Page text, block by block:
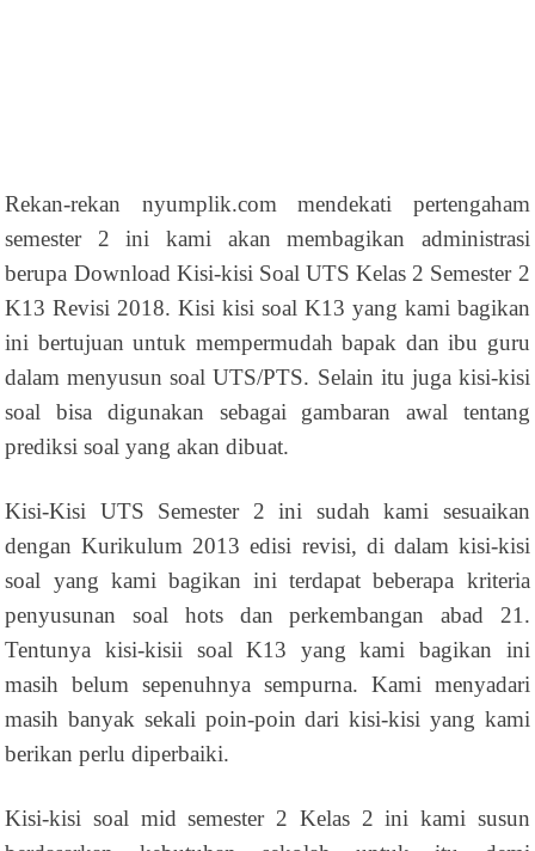
Rekan-rekan nyumplik.com mendekati pertengaham
semester 2 ini kami akan membagikan administrasi
berupa Download Kisi-kisi Soal UTS Kelas 2 Semester 2
K13 Revisi 2018. Kisi kisi soal K13 yang kami bagikan
ini bertujuan untuk mempermudah bapak dan ibu guru
dalam menyusun soal UTS/PTS. Selain itu juga kisi-kisi
soal bisa digunakan sebagai gambaran awal tentang
prediksi soal yang akan dibuat.
Kisi-Kisi UTS Semester 2 ini sudah kami sesuaikan
dengan Kurikulum 2013 edisi revisi, di dalam kisi-kisi
soal yang kami bagikan ini terdapat beberapa kriteria
penyusunan soal hots dan perkembangan abad 21.
Tentunya kisi-kisii soal K13 yang kami bagikan ini
masih belum sepenuhnya sempurna. Kami menyadari
masih banyak sekali poin-poin dari kisi-kisi yang kami
berikan perlu diperbaiki.
Kisi-kisi soal mid semester 2 Kelas 2 ini kami susun